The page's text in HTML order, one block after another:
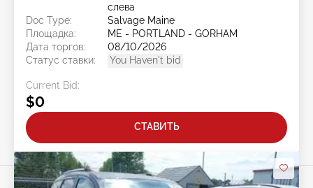
слева
Doc Type:
Salvage Maine
Площадка:
ME - PORTLAND - GORHAM
Дата торгов:
08/10/2026
Статус ставки:
You Haven't bid
Current Bid:
$0
СТАВИТЬ